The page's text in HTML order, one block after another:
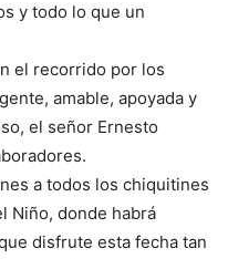
y todo lo que un
el recorrido por los
amable, apoyada y
el señor Ernesto
a todos los chiquitines
Niño, donde habrá
disfrute esta fecha tan